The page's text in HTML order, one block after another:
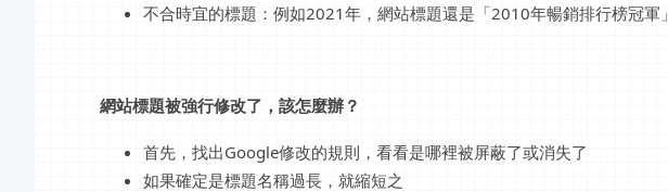
不合時宜的標題：例如2021年，網站標題還是「2010年暢銷排行榜冠軍」
網站標題被強行修改了，該怎麼辦？
首先，找出Google修改的規則，看看是哪裡被屏蔽了或消失了
如果確定是標題名稱過長，就縮短之